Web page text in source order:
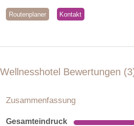
Routenplaner Kontakt
Wellnesshotel Bewertungen 3
Zusammenfassung
Gesamteindruck